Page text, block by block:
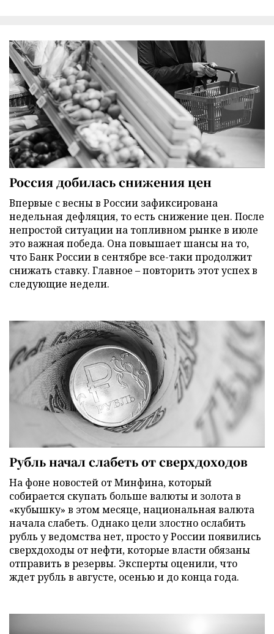
Россия добилась снижения цен
Впервые с весны в России зафиксирована
недельная дефляция, то есть снижение цен. После
непростой ситуации на топливном рынке в июле
это важная победа. Она повышает шансы на то,
что Банк России в сентябре все-таки продолжит
снижать ставку. Главное – повторить этот успех в
следующие недели.
Рубль начал слабеть от сверхдоходов
На фоне новостей от Минфина, который
собирается скупать больше валюты и золота в
«кубышку» в этом месяце, национальная валюта
начала слабеть. Однако цели злостно ослабить
рубль у ведомства нет, просто у России появились
сверхдоходы от нефти, которые власти обязаны
отправить в резервы. Эксперты оценили, что
ждет рубль в августе, осенью и до конца года.